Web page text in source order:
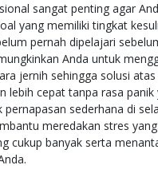
sangat penting agar
yang memiliki tingkat
pernah dipelajari
Anda untuk
jernih sehingga solusi
lebih cepat tanpa rasa panik
sederhana di
meredakan stres
cukup banyak serta